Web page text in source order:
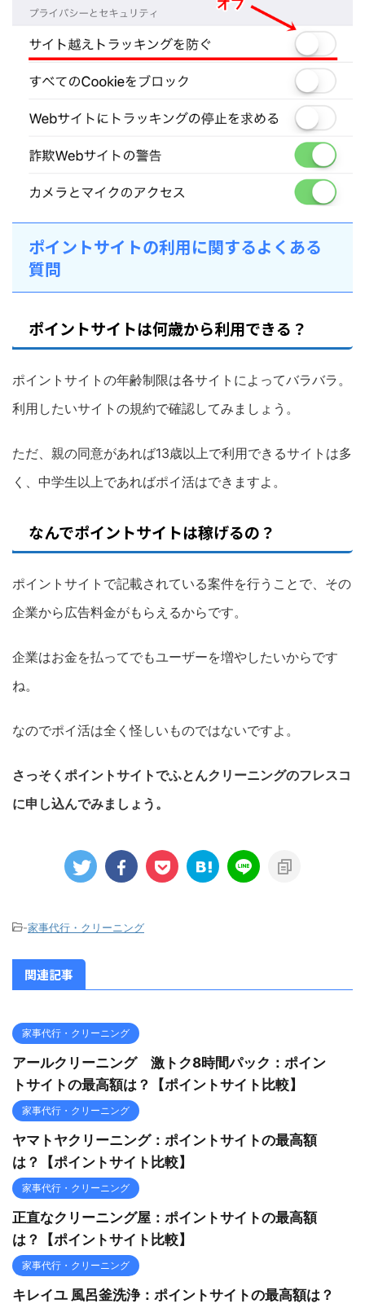
ポイントサイトの利用に関するよくある
質問
ポイントサイトは何歳から利用できる？
ポイントサイトの年齢制限は各サイトによってバラバラ。
利用したいサイトの規約で確認してみましょう。
ただ、親の同意があれば13歳以上で利用できるサイトは多
く、中学生以上であればポイ活はできますよ。
なんでポイントサイトは稼げるの？
ポイントサイトで記載されている案件を行うことで、その
企業から広告料金がもらえるからです。
企業はお金を払ってでもユーザーを増やしたいからです
ね。
なのでポイ活は全く怪しいものではないですよ。
さっそくポイントサイトでふとんクリーニングのフレスコ
に申し込んでみましょう。
-家事代行・クリーニング
関連記事
家事代行・クリーニング
アールクリーニング 激トク8時間パック：ポイン
トサイトの最高額は？【ポイントサイト比較】
家事代行・クリーニング
ヤマトヤクリーニング：ポイントサイトの最高額
は？【ポイントサイト比較】
家事代行・クリーニング
正直なクリーニング屋：ポイントサイトの最高額
は？【ポイントサイト比較】
家事代行・クリーニング
キレイユ 風呂釜洗浄：ポイントサイトの最高額は？